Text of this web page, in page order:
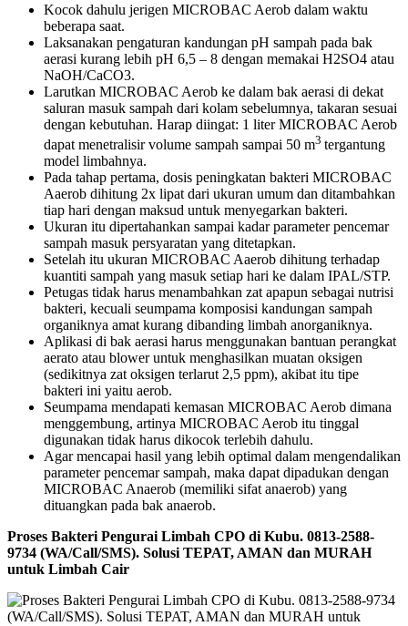
Kocok dahulu jerigen MICROBAC Aerob dalam waktu
beberapa saat.
Laksanakan pengaturan kandungan pH sampah pada bak
aerasi kurang lebih pH 6,5 – 8 dengan memakai H2SO4 atau
NaOH/CaCO3.
Larutkan MICROBAC Aerob ke dalam bak aerasi di dekat
saluran masuk sampah dari kolam sebelumnya, takaran sesuai
dengan kebutuhan. Harap diingat: 1 liter MICROBAC Aerob
dapat menetralisir volume sampah sampai 50 m3 tergantung
model limbahnya.
Pada tahap pertama, dosis peningkatan bakteri MICROBAC
Aaerob dihitung 2x lipat dari ukuran umum dan ditambahkan
tiap hari dengan maksud untuk menyegarkan bakteri.
Ukuran itu dipertahankan sampai kadar parameter pencemar
sampah masuk persyaratan yang ditetapkan.
Setelah itu ukuran MICROBAC Aaerob dihitung terhadap
kuantiti sampah yang masuk setiap hari ke dalam IPAL/STP.
Petugas tidak harus menambahkan zat apapun sebagai nutrisi
bakteri, kecuali seumpama komposisi kandungan sampah
organiknya amat kurang dibanding limbah anorganiknya.
Aplikasi di bak aerasi harus menggunakan bantuan perangkat
aerato atau blower untuk menghasilkan muatan oksigen
(sedikitnya zat oksigen terlarut 2,5 ppm), akibat itu tipe
bakteri ini yaitu aerob.
Seumpama mendapati kemasan MICROBAC Aerob dimana
menggembung, artinya MICROBAC Aerob itu tinggal
digunakan tidak harus dikocok terlebih dahulu.
Agar mencapai hasil yang lebih optimal dalam mengendalikan
parameter pencemar sampah, maka dapat dipadukan dengan
MICROBAC Anaerob (memiliki sifat anaerob) yang
dituangkan pada bak anaerob.
Proses Bakteri Pengurai Limbah CPO di Kubu. 0813-2588-
9734 (WA/Call/SMS). Solusi TEPAT, AMAN dan MURAH
untuk Limbah Cair